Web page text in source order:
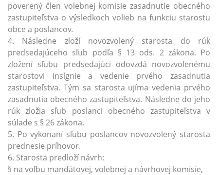
poverený člen volebnej komisie zasadnutie obecného
zastupiteľstva o výsledkoch volieb na funkciu starostu
obce a poslancov.
4. Následne zloží novozvolený starosta do rúk
predsedajúceho sľub podľa § 13 ods. 2 zákona. Po
zložení sľubu predsedajúci odovzdá novozvolenému
starostovi insígnie a vedenie prvého zasadnutia
zastupiteľstva. Tým sa starosta ujíma vedenia prvého
zasadnutia obecného zastupiteľstva. Následne do jeho
rúk zložia sľub poslanci obecného zastupiteľstva v
súlade s § 26 zákona.
5. Po vykonaní sľubu poslancov novozvolený starosta
prednesie príhovor.
6. Starosta predloží návrh:
§ na voľbu mandátovej, volebnej a návrhovej komisie,